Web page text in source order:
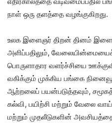
நாள் ஒரு தளத்தை வழங்குகிறது.
உலக இளைஞர் திறன் தினம்
அளிப்பதிலும்,
பொருளாதார வளர்ச்சியை
வகிக்கும் முக்கிய பங்கை
ஆற்றலைப் பயன்படுத்தவும்,
கல்வி, பயிற்சி மற்றும் வேலை
மற்றும் முதலீடுகளின் அவசியத்தை